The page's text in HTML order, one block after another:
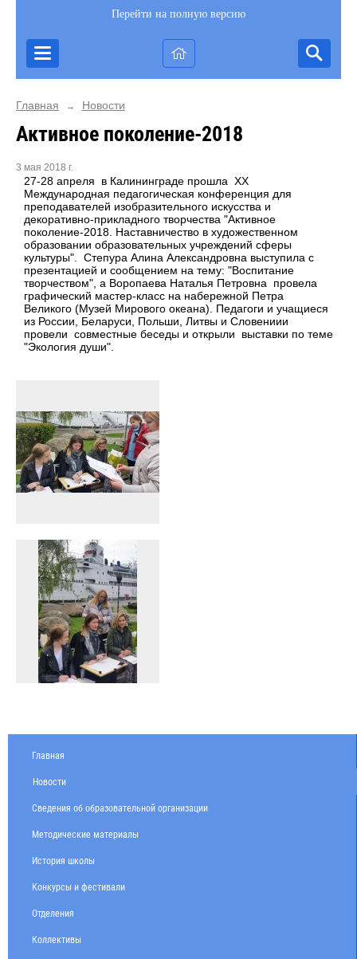
Перейти на полную версию
Главная → Новости
Активное поколение-2018
3 мая 2018 г.
27-28 апреля в Калининграде прошла XX
Международная педагогическая конференция для
преподавателей изобразительного искусства и
декоративно-прикладного творчества "Активное
поколение-2018. Наставничество в художественном
образовании образовательных учреждений сферы
культуры". Степура Алина Александровна выступила с
презентацией и сообщением на тему: "Воспитание
творчеством", а Воропаева Наталья Петровна провела
графический мастер-класс на набережной Петра
Великого (Музей Мирового океана). Педагоги и учащиеся
из России, Беларуси, Польши, Литвы и Словениии
провели совместные беседы и открыли выставки по теме
"Экология души".
Главная
Новости
Сведения об образовательной организации
Методические материалы
История школы
Конкурсы и фестивали
Отделения
Коллективы